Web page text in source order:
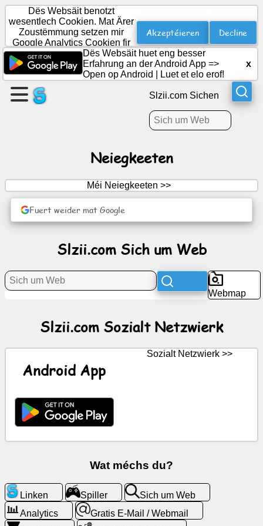
Schafen
eng
Säit
Grupp
Agenda
Neiegkeeten
ChatGPT
Kontakter
Sich
um
Web
Dës Websäit benotzt
wesentlech Cookien. Mat Ärer
Zoustëmmung setzen mir
Google Analytics Cookien fir
Statistiken.
Akzeptéieren Decline
Dës Websäit huet eng besser
Erfahrung an der Android App =>
Open op Android
Luet et elo erof!
x
Slzii.com Sichen
Neiegkeeten
Méi Neiegkeeten >>
Fuert weider mat Google
Slzii.com Sich um Web
Webmap
Slzii.com Sozialt Netzwierk
Android App
Sozialt Netzwierk >>
Wat méchs du?
Linken Spiller
Sich um Web
Analytics
Gratis E-Mail / Webmail